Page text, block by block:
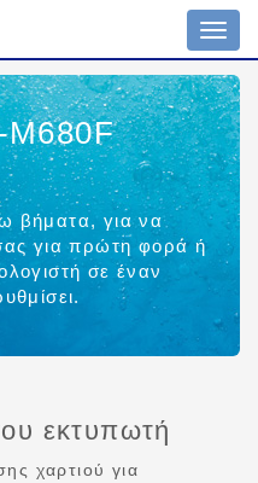
M680F
βήματα, για να
για πρώτη φορά ή
σε έναν
εκτυπωτή
χαρτιού για